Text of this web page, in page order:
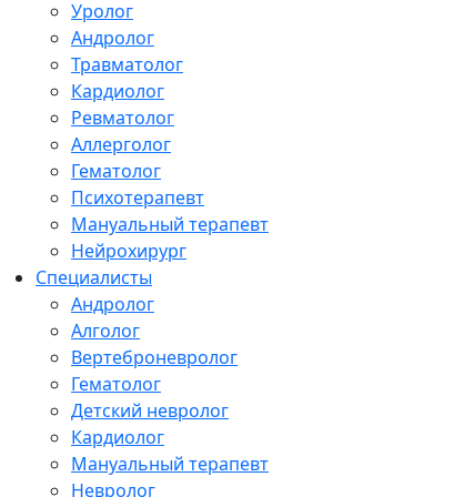
Уролог
Андролог
Травматолог
Кардиолог
Ревматолог
Аллерголог
Гематолог
Психотерапевт
Мануальный терапевт
Нейрохирург
Специалисты
Андролог
Алголог
Вертеброневролог
Гематолог
Детский невролог
Кардиолог
Мануальный терапевт
Невролог